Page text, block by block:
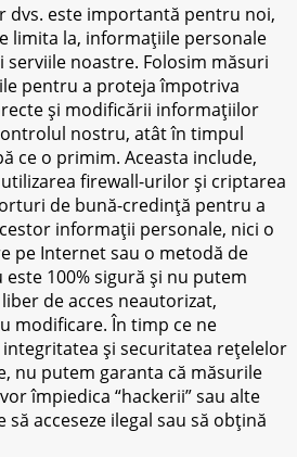
dvs. este importantă pentru noi,
limita la, informațiile personale
serviile noastre. Folosim măsuri
pentru a proteja împotriva
și modificării informațiilor
nostru, atât în ​​timpul
ce o primim. Aceasta include,
firewall-urilor și criptarea
de bună-credință pentru a
informații personale, nici o
pe Internet sau o metodă de
100% sigură și nu putem
de acces neautorizat,
modificare. În timp ce ne
și securitatea rețelelor
nu putem garanta că măsurile
împiedica “hackerii” sau alte
acceseze ilegal sau să obțină